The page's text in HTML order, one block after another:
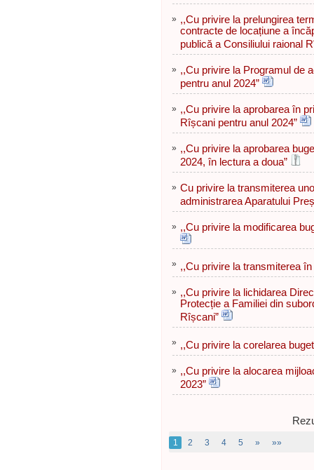
» ,,Cu privire la prelungirea
contracte de locațiune a
publică a Consiliului raional
» ,,Cu privire la Programul de
pentru anul 2024”
» ,,Cu privire la aprobarea în
Rîșcani pentru anul 2024”
» ,,Cu privire la aprobarea
2024, în lectura a doua”
» Cu privire la transmiterea
administrarea Aparatului
» ,,Cu privire la modificarea
» ,,Cu privire la transmiterea
» ,,Cu privire la lichidarea
Protecție a Familiei din
Rîșcani”
» ,,Cu privire la corelarea
» ,,Cu privire la alocarea
2023”
1 2 3 4 5 » »»